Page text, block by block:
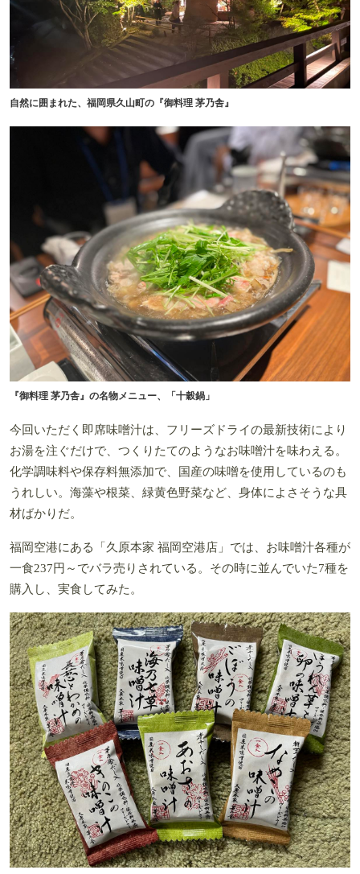
自然に囲まれた、福岡県久山町の『御料理 茅乃舎』
『御料理 茅乃舎』の名物メニュー、「十穀鍋」
今回いただく即席味噌汁は、フリーズドライの最新技術により
お湯を注ぐだけで、つくりたてのようなお味噌汁を味わえる。
化学調味料や保存料無添加で、国産の味噌を使用しているのも
うれしい。海藻や根菜、緑黄色野菜など、身体によさそうな具
材ばかりだ。
福岡空港にある「久原本家 福岡空港店」では、お味噌汁各種が
一食237円～でバラ売りされている。その時に並んでいた7種を
購入し、実食してみた。